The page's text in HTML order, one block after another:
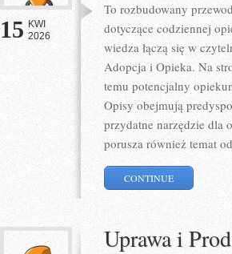
15 KWI
2026
To rozbudowany
dotyczące codziennej
wiedza łączą się w
Adopcja i Opieka. Na
temu potencjalny
Opisy obejmują
przydatne narzędzie dla
porusza również temat
CONTINUE
Uprawa i